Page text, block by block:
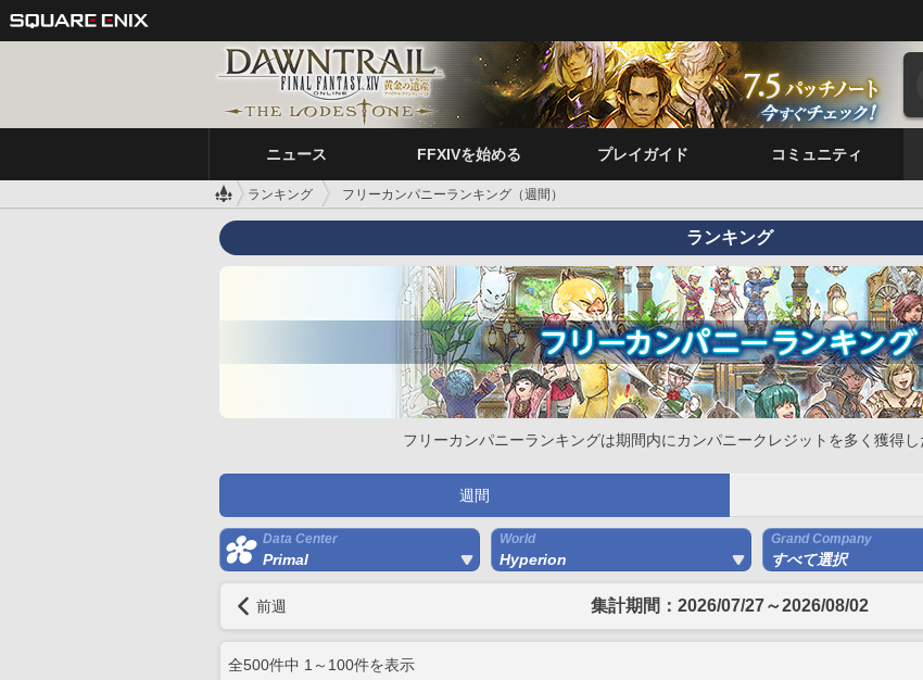
ニュース FFXIVを始める プレイガイド コミュニティ
ランキング フリーカンパニーランキング（週間）
ランキング
フリーカンパニーランキングは期間内にカンパニークレジットを多く獲得し
週間
Data Center
Primal
World
Hyperion
Grand Company
すべて選択
前週 集計期間：2026/07/27～2026/08/02
全500件中 1 ～ 100件を表示